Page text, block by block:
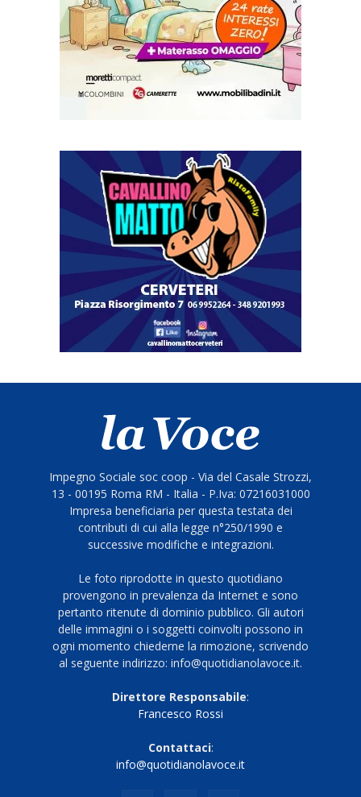
Impegno Sociale soc coop - Via del Casale Strozzi,
13 - 00195 Roma RM - Italia - P.Iva: 07216031000
Impresa beneficiaria per questa testata dei
contributi di cui alla legge n°250/1990 e
successive modifiche e integrazioni.
Le foto riprodotte in questo quotidiano
provengono in prevalenza da Internet e sono
pertanto ritenute di dominio pubblico. Gli autori
delle immagini o i soggetti coinvolti possono in
ogni momento chiederne la rimozione, scrivendo
al seguente indirizzo: info@quotidianolavoce.it.
Direttore Responsabile:
Francesco Rossi
Contattaci:
info@quotidianolavoce.it